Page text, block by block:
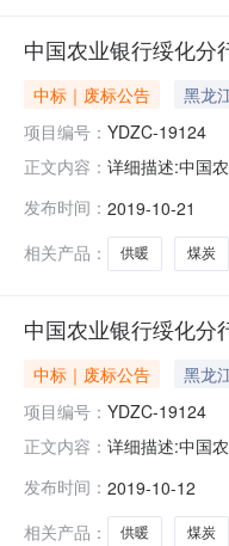
中国农业银行绥化分
中标｜废标公告 黑龙
项目编号： YDZC-19124
正文内容： 详细描述:中国
六、发布公告
采购单位地址：
发布时间： 2019-10-21
相关产品：
供暖 煤炭
中国农业银行绥化分
中标｜废标公告 黑龙
项目编号： YDZC-19124
正文内容： 详细描述:中国
国采购与招标
92号采购单位联
发布时间： 2019-10-12
相关产品：
供暖 煤炭